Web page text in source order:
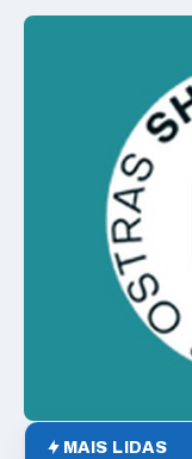
MAIS LIDAS